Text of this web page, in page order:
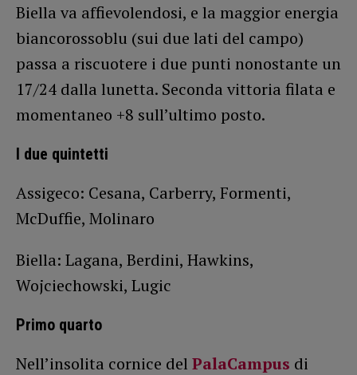
Biella va affievolendosi, e la maggior energia
biancorossoblu (sui due lati del campo)
passa a riscuotere i due punti nonostante un
17/24 dalla lunetta. Seconda vittoria filata e
momentaneo +8 sull’ultimo posto.
I due quintetti
Assigeco: Cesana, Carberry, Formenti,
McDuffie, Molinaro
Biella: Lagana, Berdini, Hawkins,
Wojciechowski, Lugic
Primo quarto
Nell’insolita cornice del PalaCampus di